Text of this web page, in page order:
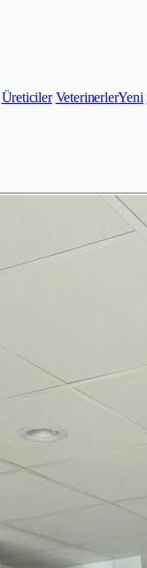
Üreticiler VeterinerlerYeni